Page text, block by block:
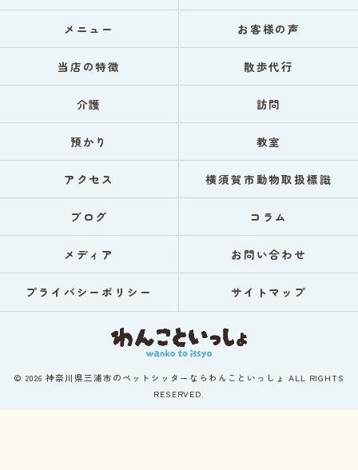
メニュー お客様の声
当店の特徴 散歩代行
介護 訪問
預かり 教室
アクセス 横須賀市動物取扱標識
ブログ コラム
メディア お問い合わせ
プライバシーポリシー サイトマップ
© 2026 神奈川県三浦市のペットシッターならわんこといっしょ ALL RIGHTS
RESERVED.